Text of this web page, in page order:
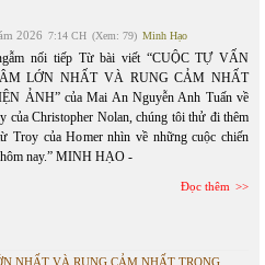
2026 7:14 CH (Xem: 79) Minh Hạo
nối tiếp Từ bài viết “CUỘC TỰ VẤN
LỚN NHẤT VÀ RUNG CẢM NHẤT
ẢNH” của Mai An Nguyễn Anh Tuấn về
của Christopher Nolan, chúng tôi thử đi thêm
Troy của Homer nhìn về những cuộc chiến
nay.” MINH HẠO -
Đọc thêm
NHẤT VÀ RUNG CẢM NHẤT TRONG